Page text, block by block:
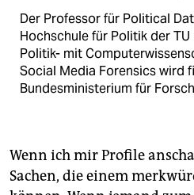
Der Professor für Political
Hochschule für Politik der
Politik- mit
Social Media Forensics wird
Bundesministerium für
Wenn ich mir Profile
Sachen, die einem